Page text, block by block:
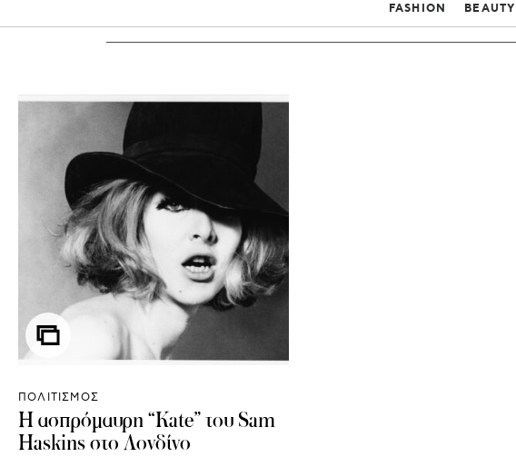
FASHION BEAUTY
ΠΟΛΙΤΙΣΜΟΣ
H ασπρόμαυρη “Kate” του Sam
Haskins στο Λονδίνο